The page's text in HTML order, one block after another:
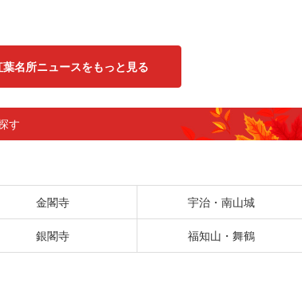
名所ニュースをもっと見る
す
金閣寺 宇治・南山城
銀閣寺 福知山・舞鶴